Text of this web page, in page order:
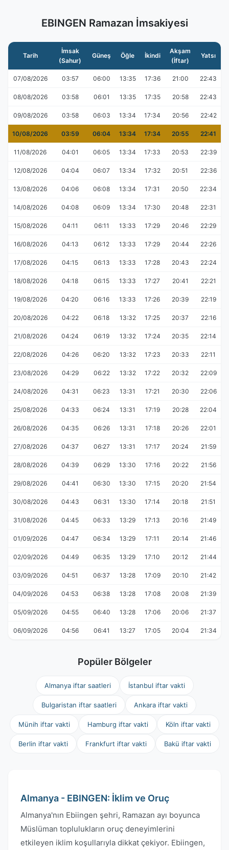
EBINGEN Ramazan İmsakiyesi
Tarih
İmsak
(Sahur)
Güneş Öğle İkindi
Akşam
(İftar)
Yatsı
07/08/2026 03:57 06:00 13:35 17:36 21:00 22:43
08/08/2026 03:58 06:01 13:35 17:35 20:58 22:43
09/08/2026 03:58 06:03 13:34 17:34 20:56 22:42
10/08/2026 03:59 06:04 13:34 17:34 20:55 22:41
11/08/2026 04:01 06:05 13:34 17:33 20:53 22:39
12/08/2026 04:04 06:07 13:34 17:32 20:51 22:36
13/08/2026 04:06 06:08 13:34 17:31 20:50 22:34
14/08/2026 04:08 06:09 13:34 17:30 20:48 22:31
15/08/2026 04:11 06:11 13:33 17:29 20:46 22:29
16/08/2026 04:13 06:12 13:33 17:29 20:44 22:26
17/08/2026 04:15 06:13 13:33 17:28 20:43 22:24
18/08/2026 04:18 06:15 13:33 17:27 20:41 22:21
19/08/2026 04:20 06:16 13:33 17:26 20:39 22:19
20/08/2026 04:22 06:18 13:32 17:25 20:37 22:16
21/08/2026 04:24 06:19 13:32 17:24 20:35 22:14
22/08/2026 04:26 06:20 13:32 17:23 20:33 22:11
23/08/2026 04:29 06:22 13:32 17:22 20:32 22:09
24/08/2026 04:31 06:23 13:31 17:21 20:30 22:06
25/08/2026 04:33 06:24 13:31 17:19 20:28 22:04
26/08/2026 04:35 06:26 13:31 17:18 20:26 22:01
27/08/2026 04:37 06:27 13:31 17:17 20:24 21:59
28/08/2026 04:39 06:29 13:30 17:16 20:22 21:56
29/08/2026 04:41 06:30 13:30 17:15 20:20 21:54
30/08/2026 04:43 06:31 13:30 17:14 20:18 21:51
31/08/2026 04:45 06:33 13:29 17:13 20:16 21:49
01/09/2026 04:47 06:34 13:29 17:11 20:14 21:46
02/09/2026 04:49 06:35 13:29 17:10 20:12 21:44
03/09/2026 04:51 06:37 13:28 17:09 20:10 21:42
04/09/2026 04:53 06:38 13:28 17:08 20:08 21:39
05/09/2026 04:55 06:40 13:28 17:06 20:06 21:37
06/09/2026 04:56 06:41 13:27 17:05 20:04 21:34
Popüler Bölgeler
Almanya iftar saatleri İstanbul iftar vakti
Bulgaristan iftar saatleri Ankara iftar vakti
Münih iftar vakti Hamburg iftar vakti Köln iftar vakti
Berlin iftar vakti Frankfurt iftar vakti Bakü iftar vakti
Almanya - EBINGEN: İklim ve Oruç
Almanya'nın Ebiingen şehri, Ramazan ayı boyunca
Müslüman toplulukların oruç deneyimlerini
etkileyen iklim koşullarıyla dikkat çekiyor. Ebiingen,